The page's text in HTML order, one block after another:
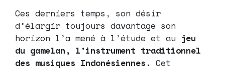
Ces derniers temps, son désir
d’élargir toujours davantage son
horizon l’a mené à l’étude et au jeu
du gamelan, l’instrument traditionnel
des musiques Indonésiennes. Cet